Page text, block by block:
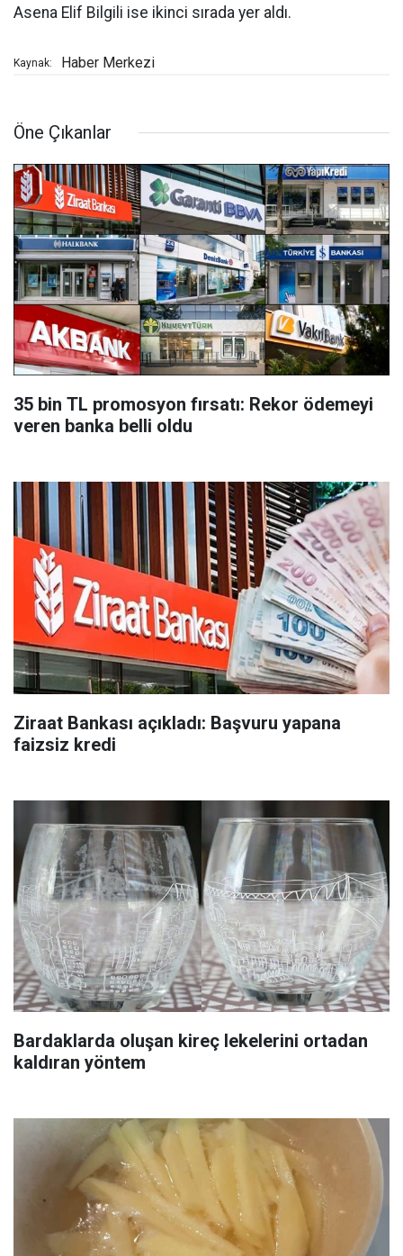
Asena Elif Bilgili ise ikinci sırada yer aldı.
Kaynak: Haber Merkezi
Öne Çıkanlar
35 bin TL promosyon fırsatı: Rekor ödemeyi
veren banka belli oldu
Ziraat Bankası açıkladı: Başvuru yapana
faizsiz kredi
Bardaklarda oluşan kireç lekelerini ortadan
kaldıran yöntem